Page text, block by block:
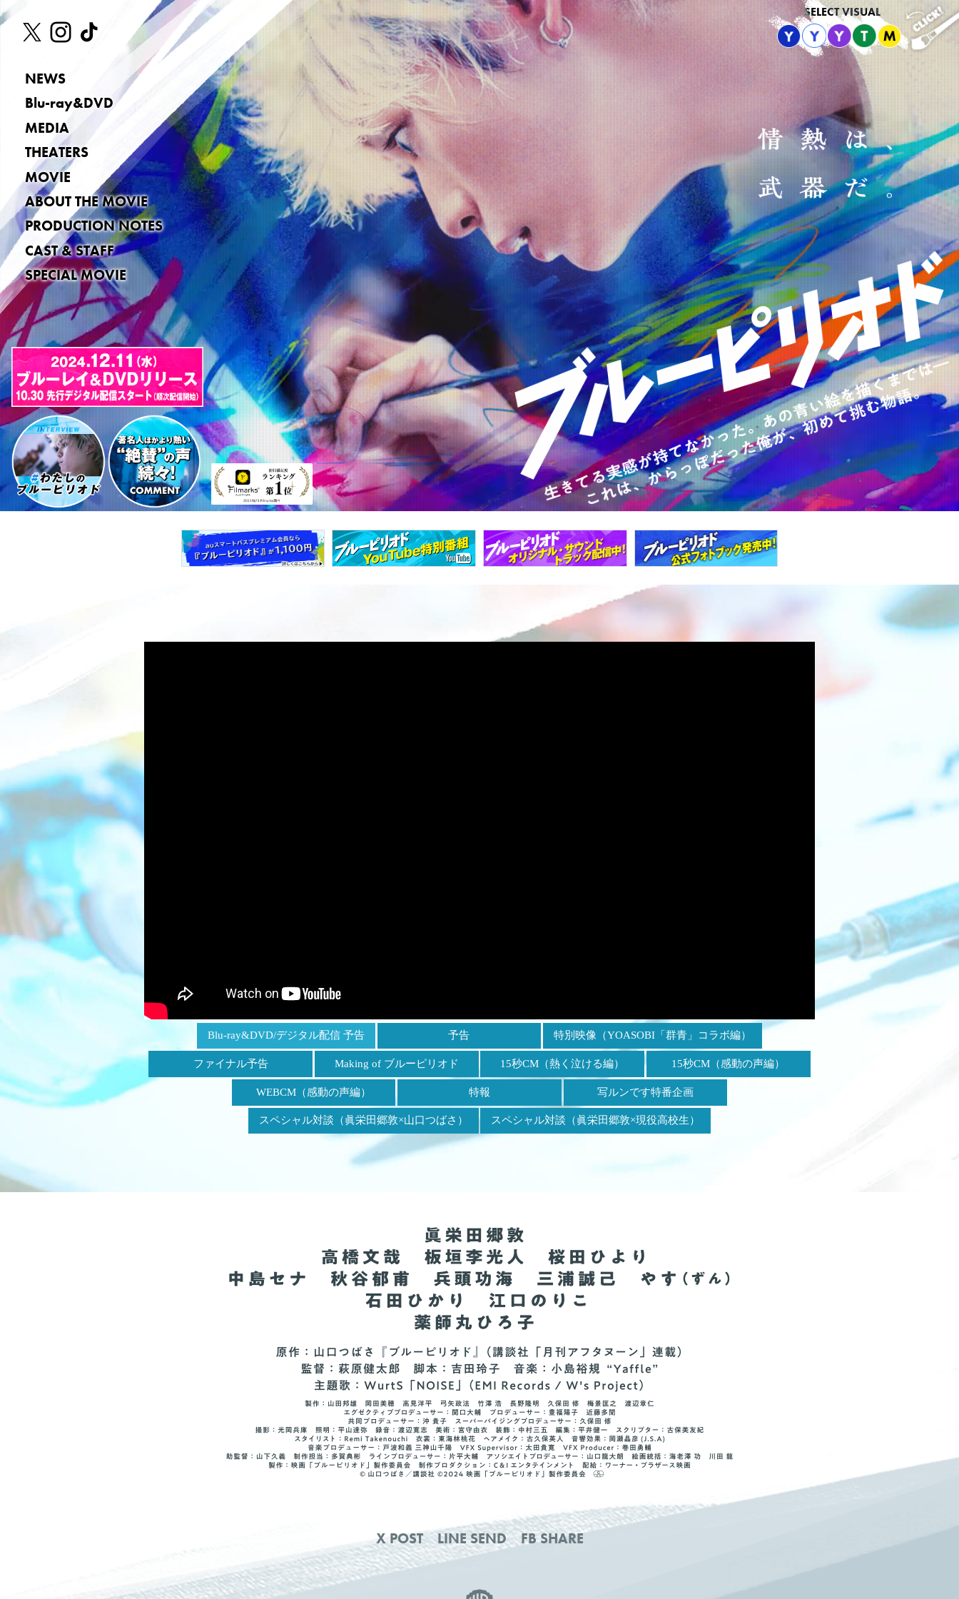
SELECT VISUAL
NEWS
Blu-ray&DVD
MEDIA
THEATERS
MOVIE
ABOUT THE MOVIE
PRODUCTION NOTES
CAST & STAFF
SPECIAL MOVIE
Blu-ray&DVD/デジタル配信 予告 予告 特別映像（YOASOBI「群青」コラボ編）
ファイナル予告 Making of ブルーピリオド 15秒CM （熱く泣ける編） 15秒CM （感動の声編）
WEBCM（感動の声編） 特報 写ルンです特番企画
スペシャル対談 （眞栄田郷敦×山口つばさ） スペシャル対談 （眞栄田郷敦×現役高校生）
X POST LINE SEND FB SHARE